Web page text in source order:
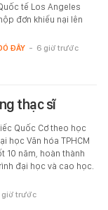
tế Los Angeles
đơn khiếu nại lên
ĐÂY - 6 giờ trước
thạc sĩ
Quốc Cơ theo học
học Văn hóa TPHCM
10 năm, hoàn thành
đại học và cao học.
giờ trước